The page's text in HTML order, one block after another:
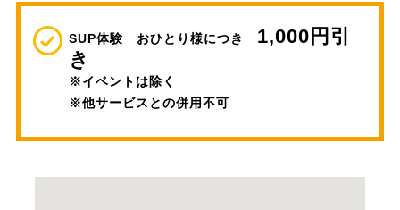
SUP体験 おひとり様につき 1,000円引
き
※イベントは除く
※他サービスとの併用不可